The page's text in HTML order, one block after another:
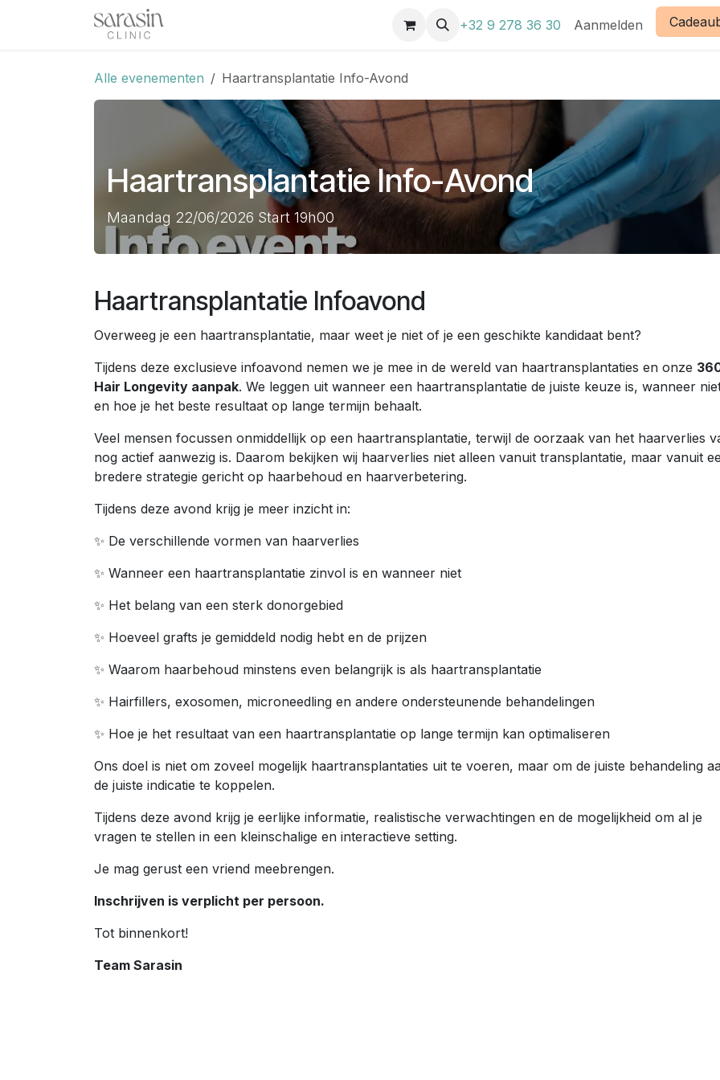
Overslaan naar inhoud
+32 9 278 36 30 Aanmelden
Alle evenementen Haartransplantatie Info-Avond
Haartransplantatie Info-Avond
Maandag 22/06/2026 Start 19h00
Haartransplantatie Infoavond
Overweeg je een haartransplantatie, maar weet je niet of je een geschikte kandidaat bent?
Tijdens deze exclusieve infoavond nemen we je mee in de wereld van haartransplantaties en onze
Hair Longevity aanpak. We leggen uit wanneer een haartransplantatie de juiste keuze is, wanneer
en hoe je het beste resultaat op lange termijn behaalt.
Veel mensen focussen onmiddellijk op een haartransplantatie, terwijl de oorzaak van het haarverlies
nog actief aanwezig is. Daarom bekijken wij haarverlies niet alleen vanuit transplantatie, maar vanuit
bredere strategie gericht op haarbehoud en haarverbetering.
Tijdens deze avond krijg je meer inzicht in:
✨ De verschillende vormen van haarverlies
✨ Wanneer een haartransplantatie zinvol is en wanneer niet
✨ Het belang van een sterk donorgebied
✨ Hoeveel grafts je gemiddeld nodig hebt en de prijzen
✨ Waarom haarbehoud minstens even belangrijk is als haartransplantatie
✨ Hairfillers, exosomen, microneedling en andere ondersteunende behandelingen
✨ Hoe je het resultaat van een haartransplantatie op lange termijn kan optimaliseren
Ons doel is niet om zoveel mogelijk haartransplantaties uit te voeren, maar om de juiste behandeling
de juiste indicatie te koppelen.
Tijdens deze avond krijg je eerlijke informatie, realistische verwachtingen en de mogelijkheid om al je
vragen te stellen in een kleinschalige en interactieve setting.
Je mag gerust een vriend meebrengen.
Inschrijven is verplicht per persoon.
Tot binnenkort!
Team Sarasin